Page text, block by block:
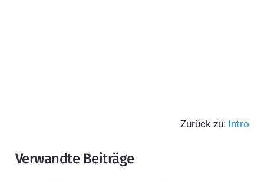
Zurück zu: Intro
Verwandte Beiträge